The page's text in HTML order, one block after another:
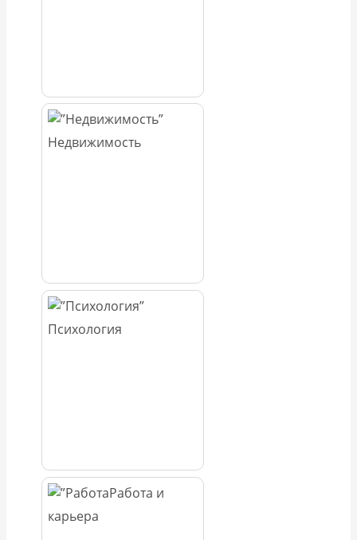
Недвижимость
Психология
Работа и
карьера